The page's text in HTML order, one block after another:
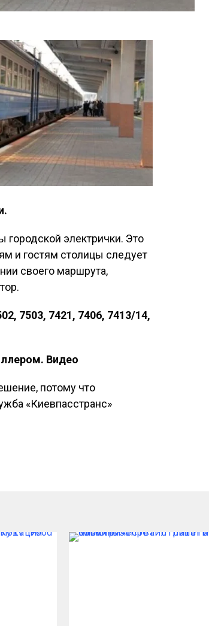
электрички. Это
и гостям столицы следует
своего маршрута,
7503, 7421, 7406, 7413/14,
Видео
потому что
«Киевпасстранс»